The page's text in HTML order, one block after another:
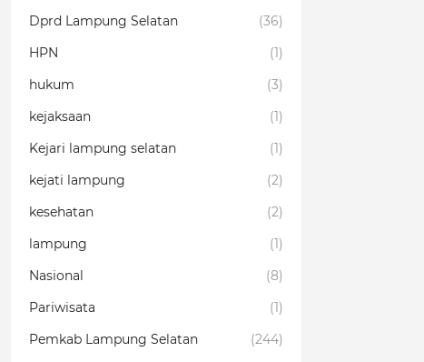
Dprd Lampung Selatan
(36)
HPN
(1)
hukum
(3)
kejaksaan
(1)
Kejari lampung selatan
(1)
kejati lampung
(2)
kesehatan
(2)
lampung
(1)
Nasional
(8)
Pariwisata
(1)
Pemkab Lampung Selatan
(244)